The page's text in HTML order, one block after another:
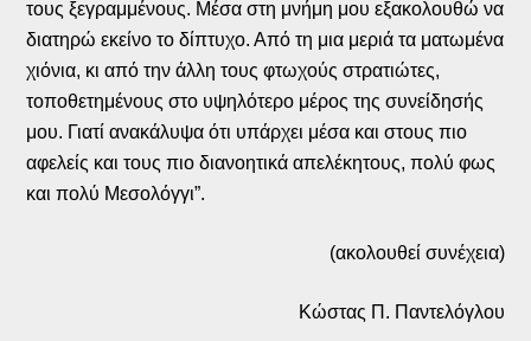
τους ξεγραμμένους. Μέσα στη μνήμη μου εξακολουθώ να
διατηρώ εκείνο το δίπτυχο. Από τη μια μεριά τα ματωμένα
χιόνια, κι από την άλλη τους φτωχούς στρατιώτες,
τοποθετημένους στο υψηλότερο μέρος της συνείδησής
μου. Γιατί ανακάλυψα ότι υπάρχει μέσα και στους πιο
αφελείς και τους πιο διανοητικά απελέκητους, πολύ φως
και πολύ Μεσολόγγι”.
(ακολουθεί συνέχεια)
Κώστας Π. Παντελόγλου